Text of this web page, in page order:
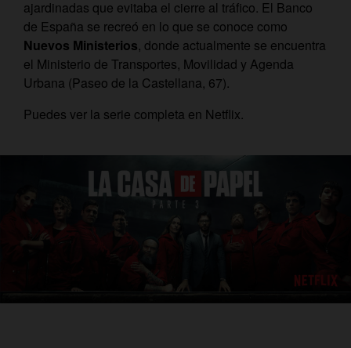
ajardinadas que evitaba el cierre al tráfico. El Banco
de España se recreó en lo que se conoce como
Nuevos Ministerios, donde actualmente se encuentra
el Ministerio de Transportes, Movilidad y Agenda
Urbana (Paseo de la Castellana, 67).
Puedes ver la serie completa en Netflix.